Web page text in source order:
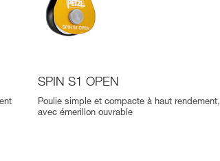
SPIN S1 OPEN
Poulie simple et compacte à haut rendement,
avec émerillon ouvrable